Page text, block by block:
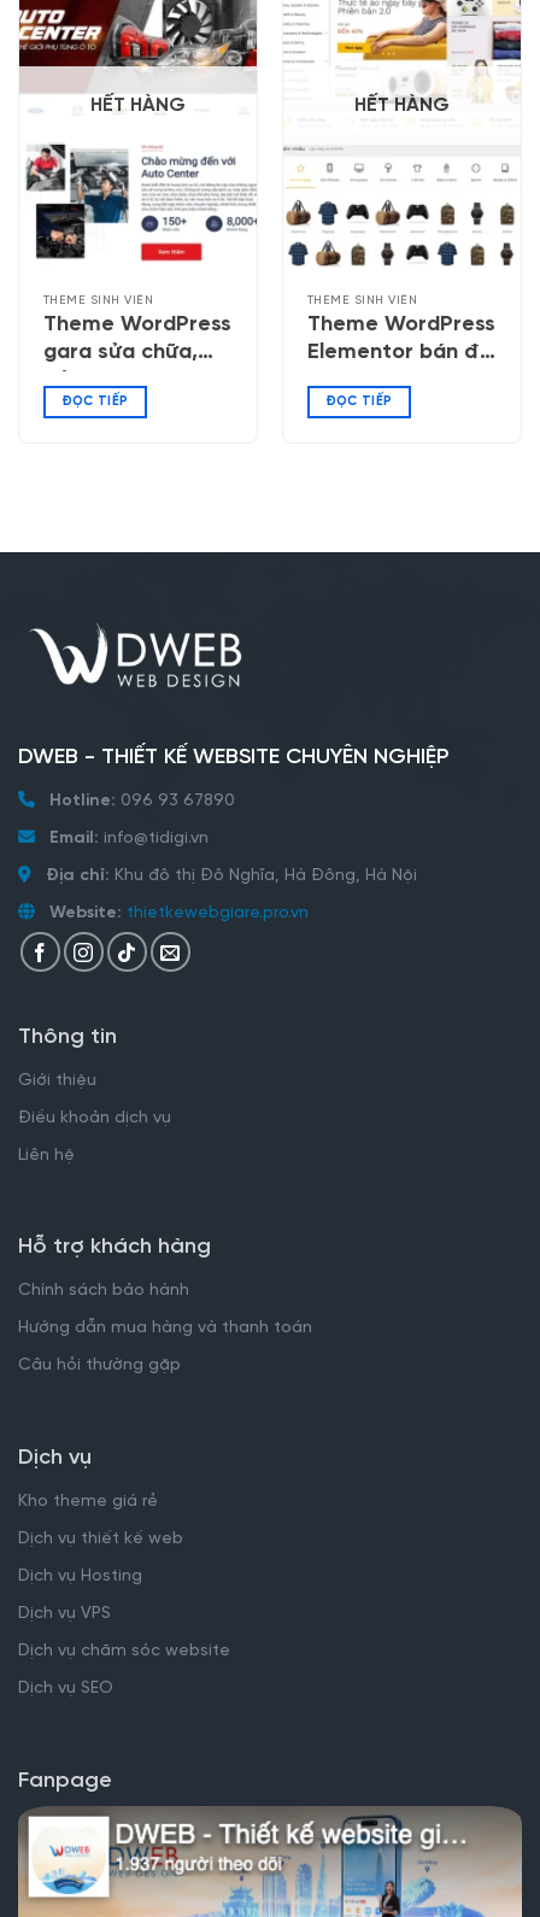
HẾT HÀNG
THEME SINH VIÊN
Theme WordPress
gara sửa chữa,
ĐỌC TIẾP
HẾT HÀNG
THEME SINH VIÊN
Theme WordPress
Elementor bán đồ
ĐỌC TIẾP
DWEB - THIẾT KẾ WEBSITE CHUYÊN NGHIỆP
Hotline: 096 93 67890
Email: info@tidigi.vn
Địa chỉ: Khu đô thị Đô Nghĩa, Hà Đông, Hà Nội
Website: thietkewebgiare.pro.vn
Thông tin
Giới thiệu
Điều khoản dịch vụ
Liên hệ
Hỗ trợ khách hàng
Chính sách bảo hành
Hướng dẫn mua hàng và thanh toán
Câu hỏi thường gặp
Dịch vụ
Kho theme giá rẻ
Dịch vụ thiết kế web
Dịch vụ Hosting
Dịch vụ VPS
Dịch vụ chăm sóc website
Dịch vụ SEO
Fanpage